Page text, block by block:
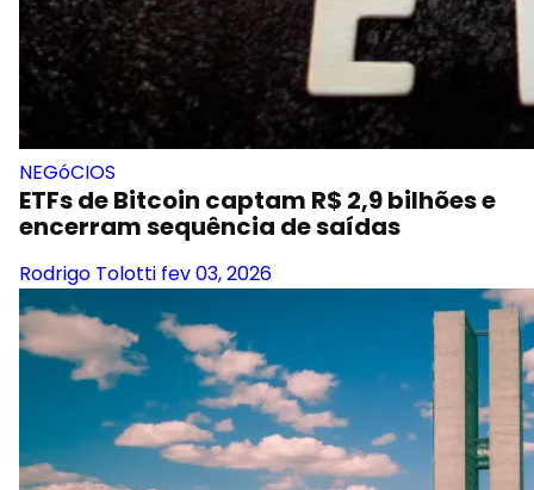
NEGóCIOS
ETFs de Bitcoin captam R$ 2,9 bilhões e
encerram sequência de saídas
Rodrigo Tolotti fev 03, 2026